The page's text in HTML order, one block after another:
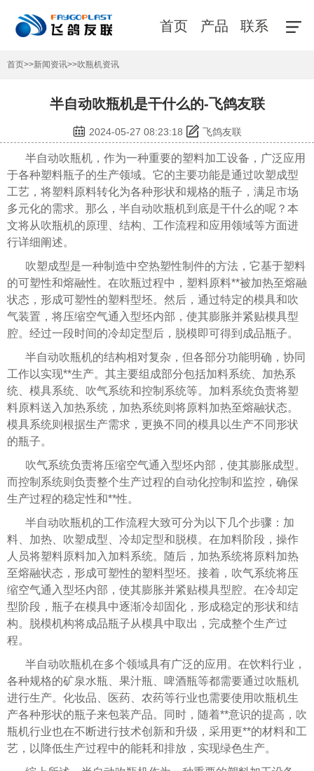
首页 产品 联系
首页>>新闻资讯>>吹瓶机资讯
半自动吹瓶机是干什么的-飞鸽友联
2024-05-27 08:23:18 飞鸽友联
半自动吹瓶机，作为一种重要的塑料加工设备，广泛应用
于各种塑料瓶子的生产领域。它的主要功能是通过吹塑成型
工艺，将塑料原料转化为各种形状和规格的瓶子，满足市场
多元化的需求。那么，半自动吹瓶机到底是干什么的呢？本
文将从吹瓶机的原理、结构、工作流程和应用领域等方面进
行详细阐述。
吹塑成型是一种制造中空热塑性制件的方法，它基于塑料
的可塑性和熔融性。在吹瓶过程中，塑料原料**被加热至熔融
状态，形成可塑性的塑料型坯。然后，通过特定的模具和吹
气装置，将压缩空气通入型坯内部，使其膨胀并紧贴模具型
腔。经过一段时间的冷却定型后，脱模即可得到成品瓶子。
半自动吹瓶机的结构相对复杂，但各部分功能明确，协同
工作以实现**生产。其主要组成部分包括加料系统、加热系
统、模具系统、吹气系统和控制系统等。加料系统负责将塑
料原料送入加热系统，加热系统则将原料加热至熔融状态。
模具系统则根据生产需求，更换不同的模具以生产不同形状
的瓶子。
吹气系统负责将压缩空气通入型坯内部，使其膨胀成型。
而控制系统则负责整个生产过程的自动化控制和监控，确保
生产过程的稳定性和**性。
半自动吹瓶机的工作流程大致可分为以下几个步骤：加
料、加热、吹塑成型、冷却定型和脱模。在加料阶段，操作
人员将塑料原料加入加料系统。随后，加热系统将原料加热
至熔融状态，形成可塑性的塑料型坯。接着，吹气系统将压
缩空气通入型坯内部，使其膨胀并紧贴模具型腔。在冷却定
型阶段，瓶子在模具中逐渐冷却固化，形成稳定的形状和结
构。脱模机构将成品瓶子从模具中取出，完成整个生产过
程。
半自动吹瓶机在多个领域具有广泛的应用。在饮料行业，
各种规格的矿泉水瓶、果汁瓶、啤酒瓶等都需要通过吹瓶机
进行生产。化妆品、医药、农药等行业也需要使用吹瓶机生
产各种形状的瓶子来包装产品。同时，随着**意识的提高，吹
瓶机行业也在不断进行技术创新和升级，采用更**的材料和工
艺，以降低生产过程中的能耗和排放，实现绿色生产。